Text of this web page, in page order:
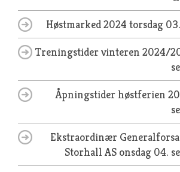
Høstmarked 2024 torsdag
Treningstider vinteren 2024/
Åpningstider høstferien
Ekstraordinær
Storhall AS onsdag 04.